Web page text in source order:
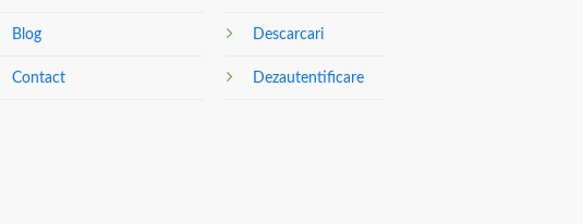
Blog
Contact
Descarcari
Dezautentificare